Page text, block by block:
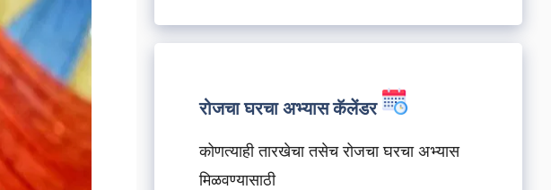
रोजचा घरचा अभ्यास कॅलेंडर
कोणत्याही तारखेचा तसेच रोजचा घरचा अभ्यास
मिळवण्यासाठी